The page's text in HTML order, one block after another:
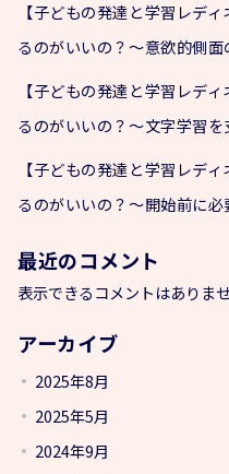
【子どもの発達と学習レデ
るのがいいの？～意欲的側面
【子どもの発達と学習レデ
るのがいいの？～文字学習
【子どもの発達と学習レデ
るのがいいの？～開始前に
最近のコメント
表示できるコメントはありませ
アーカイブ
2025年8月
2025年5月
2024年9月